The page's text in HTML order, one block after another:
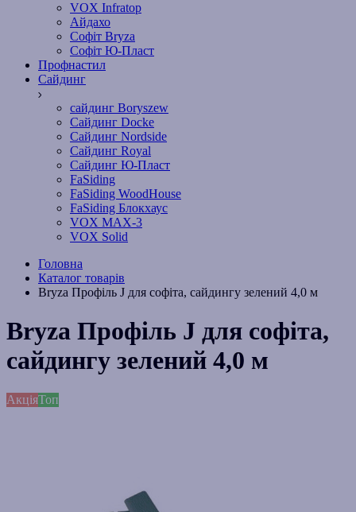
VOX Infratop
Айдахо
Софiт Bryza
Софiт Ю-Пласт
Профнастил
Сайдинг
сайдинг Boryszew
Сайдинг Docke
Сайдинг Nordside
Сайдинг Royal
Сайдинг Ю-Пласт
FaSiding
FaSiding WoodHouse
FaSiding Блокхаус
VOX MAX-3
VOX Solid
Головна
Каталог товарів
Bryza Профіль J для софіта, сайдингу зелений 4,0 м
Bryza Профіль J для софіта,
сайдингу зелений 4,0 м
АкціяТоп